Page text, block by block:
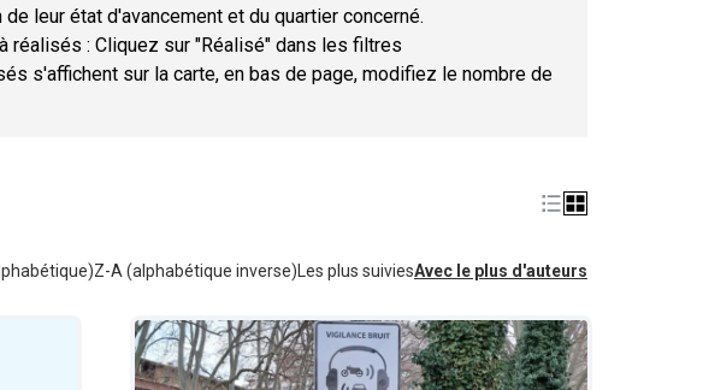
leur état d'avancement et du quartier concerné.
réalisés : Cliquez sur "Réalisé" dans les filtres
s'affichent sur la carte, en bas de page, modifiez le nombre de
Z-A (alphabétique inverse) Les plus suiviesAvec le plus d'auteurs